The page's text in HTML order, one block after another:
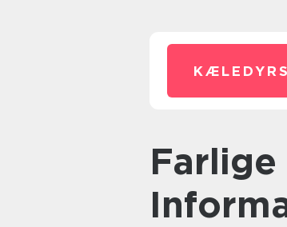
Farlige Dyr i Australien: En